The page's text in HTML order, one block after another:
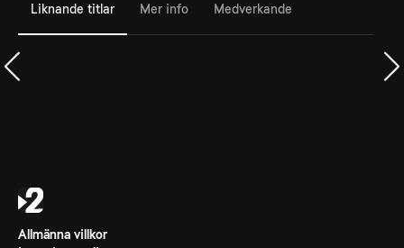
Liknande titlar Mer info Medverkande
Allmänna villkor